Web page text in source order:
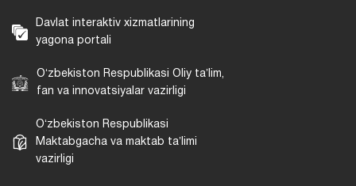
Davlat interaktiv xizmatlarining
yagona portali
Oʻzbekiston Respublikasi Oliy taʼlim,
fan va innovatsiyalar vazirligi
Oʻzbekiston Respublikasi
Maktabgacha va maktab taʼlimi
vazirligi